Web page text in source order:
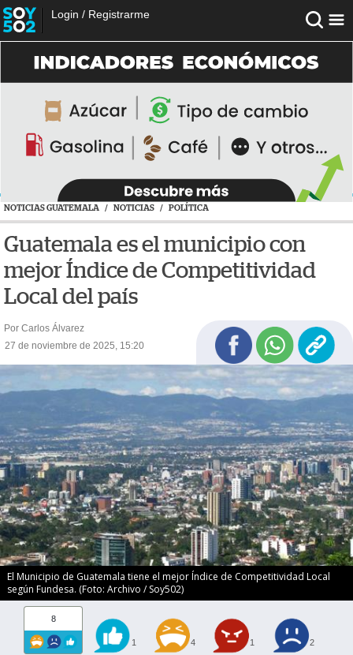
Login / Registrarme
NOTICIAS GUATEMALA / NOTICIAS / POLÍTICA
Guatemala es el municipio con
mejor Índice de Competitividad
Local del país
Por Carlos Álvarez
27 de noviembre de 2025, 15:20
El Municipio de Guatemala tiene el mejor Índice de Competitividad Local
según Fundesa. (Foto: Archivo / Soy502)
8
1 4 1 2